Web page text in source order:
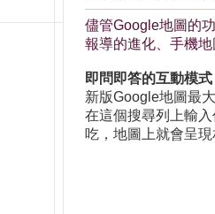
儘管Google地圖的
報導的進化、手機
即問即答的互動模式
新版Google地圖最
在這個搜尋列上輸
吃，地圖上就會呈現